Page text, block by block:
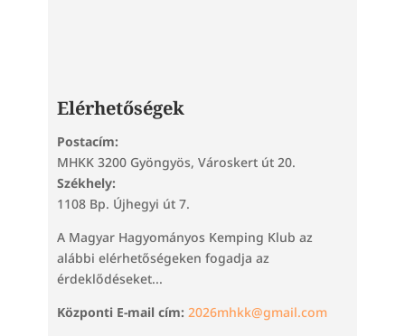
Elérhetőségek
Postacím:
MHKK 3200 Gyöngyös, Városkert út 20.
Székhely:
1108 Bp. Újhegyi út 7.
A Magyar Hagyományos Kemping Klub az
alábbi elérhetőségeken fogadja az
érdeklődéseket...
Központi E-mail cím: 2026mhkk@gmail.com